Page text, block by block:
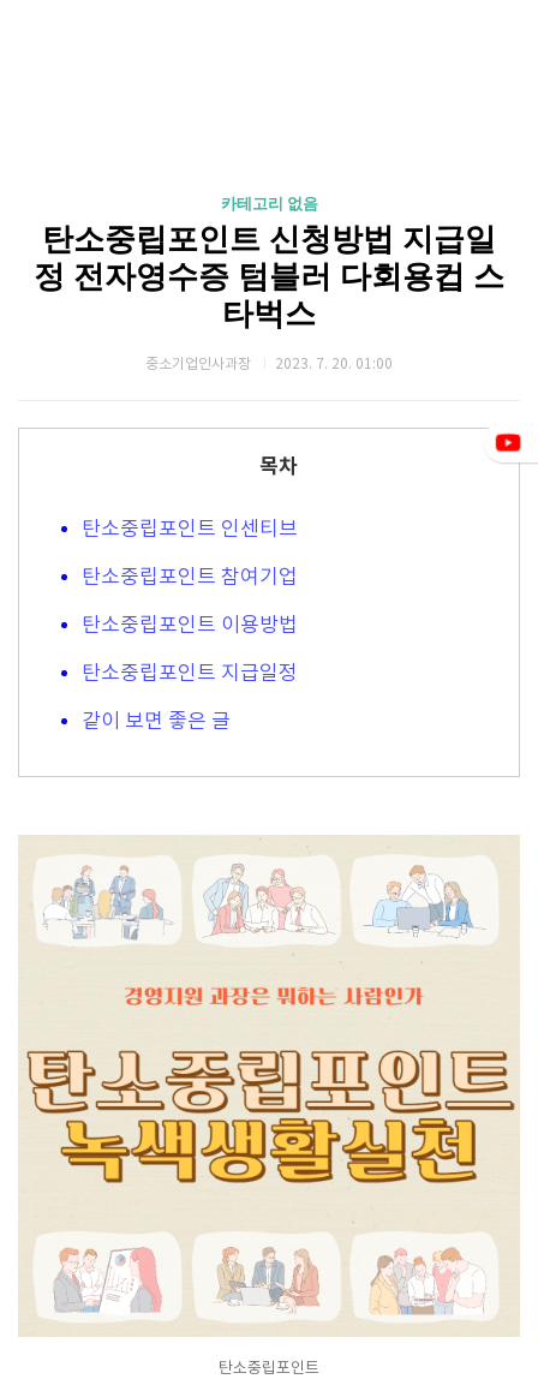
카테고리 없음
탄소중립포인트 신청방법 지급일
정 전자영수증 텀블러 다회용컵 스
타벅스
중소기업인사과장 2023. 7. 20. 01:00
목차
탄소중립포인트 인센티브
탄소중립포인트 참여기업
탄소중립포인트 이용방법
탄소중립포인트 지급일정
같이 보면 좋은 글
탄소중립포인트